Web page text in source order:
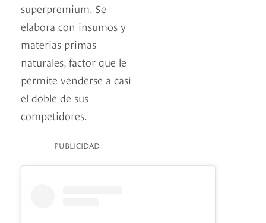
superpremium. Se
elabora con insumos y
materias primas
naturales, factor que le
permite venderse a casi
el doble de sus
competidores.
PUBLICIDAD